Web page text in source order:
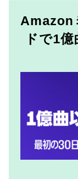
Amazon
ドで1